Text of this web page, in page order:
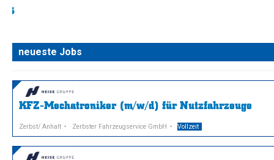
neueste Jobs
KFZ-Mechatroniker (m/w/d) für Nutzfahrzeuge
Zerbst/ Anhalt Zerbster Fahrzeugservice GmbH Vollzeit